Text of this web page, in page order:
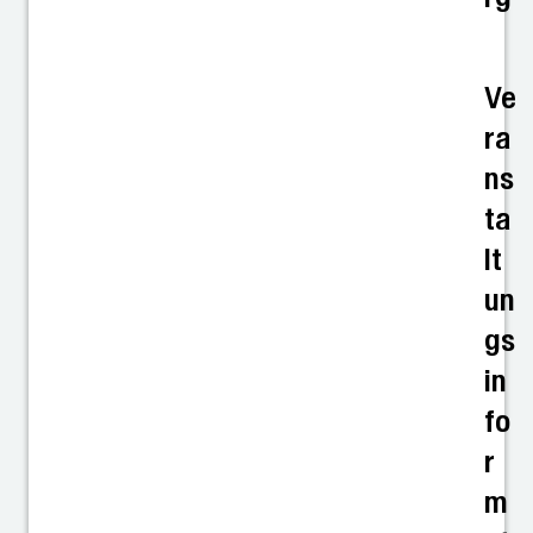
Ve
ra
ns
ta
lt
un
gs
in
fo
r
m